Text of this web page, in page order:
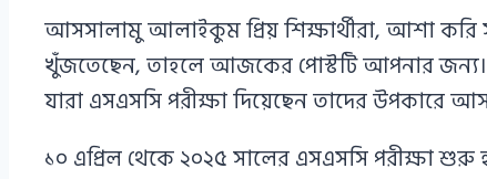
Haque
আসসালামু আলাইকুম প্রিয় শিক্ষার্থীরা, আশা করি
খুঁজতেছেন, তাহলে আজকের পোস্টটি আপনার
যারা এসএসসি পরীক্ষা দিয়েছেন তাদের উপকারে
১০ এপ্রিল থেকে ২০২৫ সালের এসএসসি পরীক্ষা